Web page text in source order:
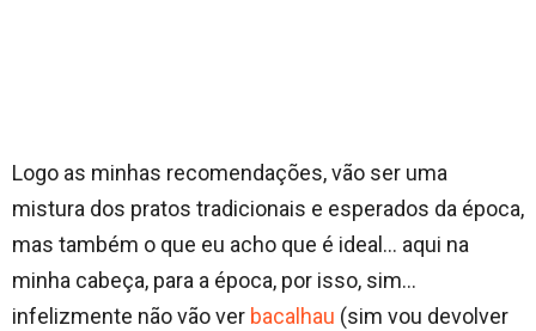
Logo as minhas recomendações, vão ser uma
mistura dos pratos tradicionais e esperados da época,
mas também o que eu acho que é ideal… aqui na
minha cabeça, para a época, por isso, sim…
infelizmente não vão ver bacalhau (sim vou devolver